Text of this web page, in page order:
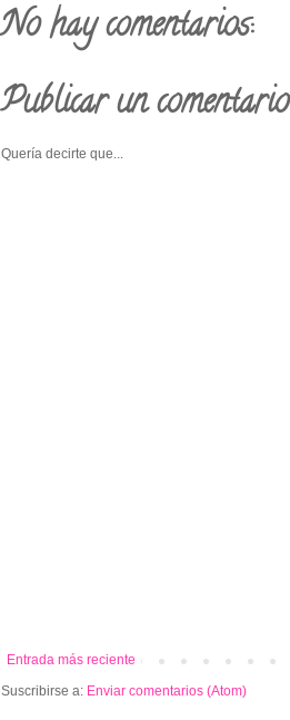
No hay comentarios:
Publicar un comentario
Quería decirte que...
Entrada más reciente
Suscribirse a: Enviar comentarios (Atom)